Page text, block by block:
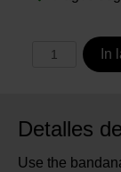
In
Detalles
Use the